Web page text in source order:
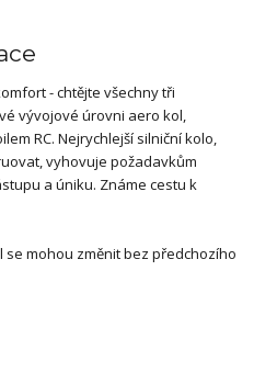
- chtějte všechny tři
vývojové úrovni aero kol,
RC. Nejrychlejší silniční kolo,
vyhovuje požadavkům
a úniku. Známe cestu k
mohou změnit bez předchozího